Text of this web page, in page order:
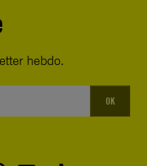
hebdo.
OK